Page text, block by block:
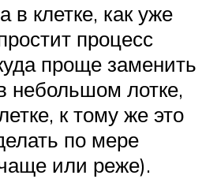
в клетке, как уже
процесс
проще заменить
небольшом лотке,
к тому же это
по мере
или реже).